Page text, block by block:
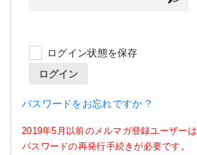
ログイン状態を保存
ログイン
パスワードをお忘れですか ?
2019年5月以前のメルマガ登録ユーザーは
パスワードの再発行手続きが必要です。